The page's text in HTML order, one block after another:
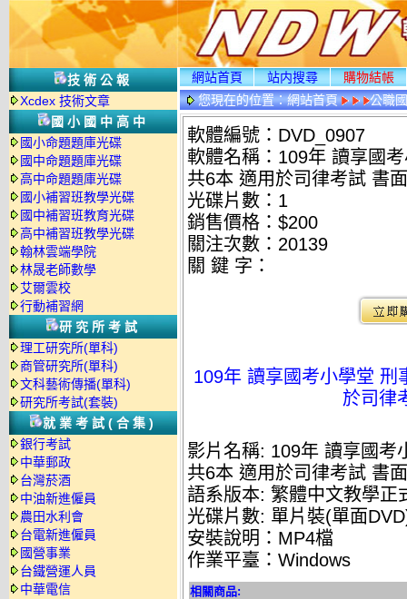
技術公報
Xcdex 技術文章
國小國中高中
國小命題題庫光碟
國中命題題庫光碟
高中命題題庫光碟
國小補習班教學光碟
國中補習班教育光碟
高中補習班教學光碟
翰林雲端學院
林晟老師數學
艾爾雲校
行動補習網
研究所考試
理工研究所(單科)
商管研究所(單科)
文科藝術傳播(單科)
研究所考試(套裝)
就業考試(合集)
銀行考試
中華郵政
台灣菸酒
中油新進僱員
農田水利會
台電新進僱員
國營事業
台鐵營運人員
中華電信
網站首頁 站内搜尋
購物結帳
您現在的位置：網站首頁
公職
情
軟體編號：DVD_0907
軟體名稱：109年 讀享國
共6本 適用於司律考試 書
光碟片數：1
銷售價格：$200
關注次數： 20139
關 鍵 字：
109年 讀享國考小學堂 刑
於司律
影片名稱: 109年 讀享國考
共6本 適用於司律考試 書
語系版本: 繁體中文教學正
光碟片數: 單片裝(單面
安裝說明：MP4檔
作業平臺：Windows
相關商品: